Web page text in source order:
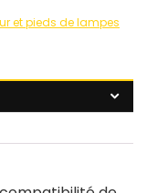
et pieds de lampes